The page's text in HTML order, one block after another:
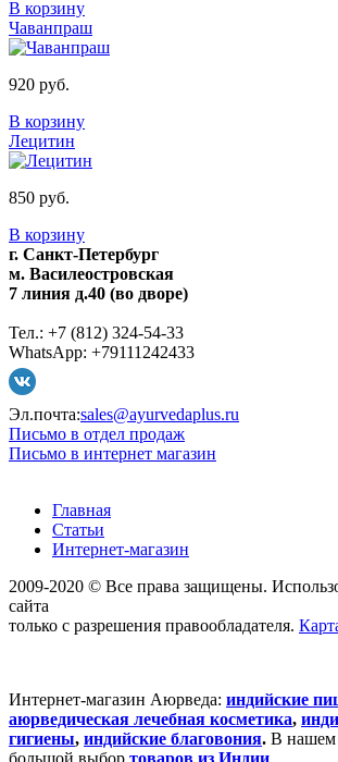
В корзину
Чаванпраш
920 руб.
В корзину
Лецитин
850 руб.
В корзину
г. Санкт-Петербург
м. Василеостровская
7 линия д.40 (во дворе)
Тел.: +7 (812) 324-54-33
WhatsApp: +79111242433
Эл.почта:sales@ayurvedaplus.ru
Письмо в отдел продаж
Письмо в интернет магазин
Главная
Статьи
Интернет-магазин
2009-2020 © Все права защищены.
сайта
только с разрешения правообладателя.
Интернет-магазин Аюрведа: индийские
аюрведическая лечебная косметика,
гигиены, индийские благовония. В нашем
большой выбор товаров из Индии